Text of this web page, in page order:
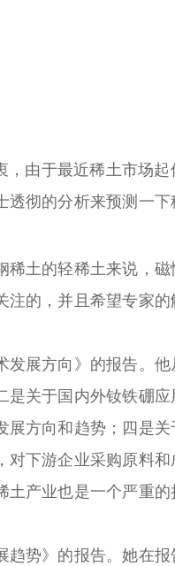
由于最近稀土市场起
透彻的分析来预测一
土的轻稀土来说，磁
的，并且希望专家
展方向》的报告。他
关于国内外钕铁硼
方向和趋势；四是
下游企业采购原料
产业也是一个严重
势》的报告。她在报